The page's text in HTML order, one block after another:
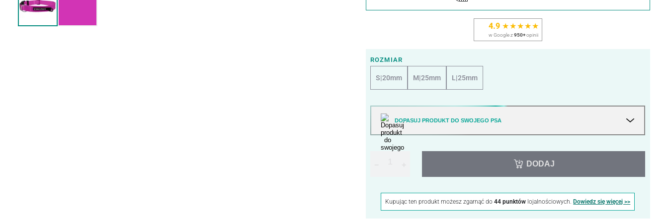
4.9 ★★★★★
w Google z950+opinii
ROZMIAR
S|20mm M|25mm L|25mm
DOPASUJ PRODUKT DO SWOJEGO PSA
DODAJ
Kupując ten produkt możesz zgarnąć do44 punktów lojalnościowych.Dowiedz się więcej >>